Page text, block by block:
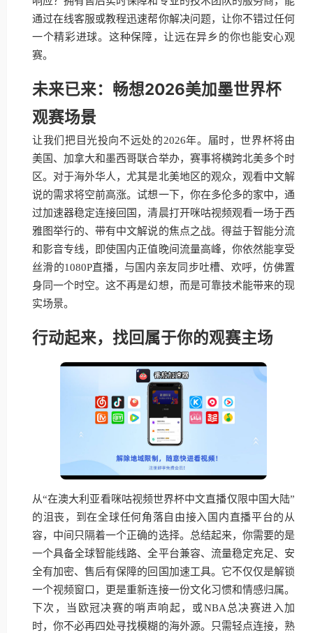
通过在线客服或教程迅速帮你解决问题，让你不错过任何
一个精彩进球。这种保障，让远在异乡的你也能安心观
赛。
未来已来：畅想2026美加墨世界杯
观赛场景
让我们把目光投向不远处的2026年。届时，世界杯将由
美国、加拿大和墨西哥联合举办，赛事将横跨北美多个时
区。对于海外华人，尤其是北美地区的观众，观看中文解
说的需求将空前高涨。试想一下，你在多伦多的家中，通
过加速器稳定连接回国，清晨打开咪咕视频观看一场于西
雅图举行的、带有中文解说的焦点之战。得益于智能分流
和影音专线，即使国内正值晚间流量高峰，你依然能享受
丝滑的1080P直播，与国内亲友同步吐槽、欢呼，仿佛置
身同一个时空。这不再是幻想，而是可靠技术能带来的现
实场景。
行动起来，找回属于你的观赛主场
从“在澳大利亚看咪咕视频世界杯中文直播仅限中国大陆”
的沮丧，到在全球任何角落自由接入国内直播平台的从
容，中间只隔着一个正确的选择。总结起来，你需要的是
一个具备全球智能线路、全平台兼容、流量稳定充足、安
全有加密、售后有保障的回国加速工具。它不仅仅是解锁
一个视频窗口，更是重新连接一份文化习惯和情感归属。
下次，当欧冠决赛的哨声响起，或NBA总决赛进入加
时，你不必再四处寻找模糊的海外源。只需轻点连接，熟